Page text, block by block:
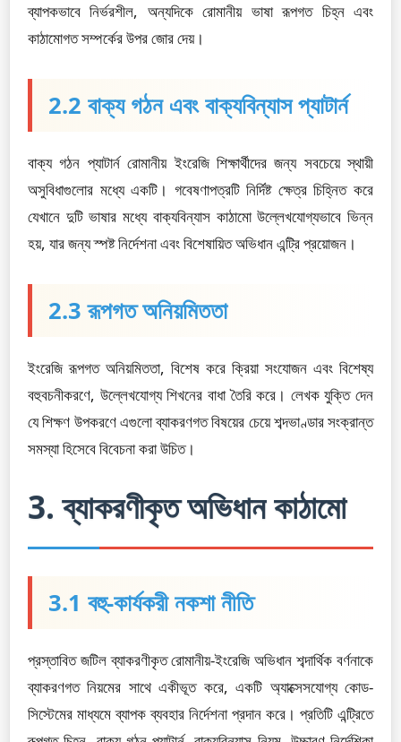
ব্যাপকভাবে নির্ভরশীল, অন্যদিকে রোমানীয় ভাষা রূপগত চিহ্ন এবং
কাঠামোগত সম্পর্কের উপর জোর দেয়।
2.2 বাক্য গঠন এবং বাক্যবিন্যাস প্যাটার্ন
বাক্য গঠন প্যাটার্ন রোমানীয় ইংরেজি শিক্ষার্থীদের জন্য সবচেয়ে স্থায়ী
অসুবিধাগুলোর মধ্যে একটি। গবেষণাপত্রটি নির্দিষ্ট ক্ষেত্র চিহ্নিত করে
যেখানে দুটি ভাষার মধ্যে বাক্যবিন্যাস কাঠামো উল্লেখযোগ্যভাবে ভিন্ন
হয়, যার জন্য স্পষ্ট নির্দেশনা এবং বিশেষায়িত অভিধান এন্ট্রি প্রয়োজন।
2.3 রূপগত অনিয়মিততা
ইংরেজি রূপগত অনিয়মিততা, বিশেষ করে ক্রিয়া সংযোজন এবং বিশেষ্য
বহুবচনীকরণে, উল্লেখযোগ্য শিখনের বাধা তৈরি করে। লেখক যুক্তি দেন
যে শিক্ষণ উপকরণে এগুলো ব্যাকরণগত বিষয়ের চেয়ে শব্দভাণ্ডার সংক্রান্ত
সমস্যা হিসেবে বিবেচনা করা উচিত।
3. ব্যাকরণীকৃত অভিধান কাঠামো
3.1 বহু-কার্যকরী নকশা নীতি
প্রস্তাবিত জটিল ব্যাকরণীকৃত রোমানীয়-ইংরেজি অভিধান শব্দার্থিক বর্ণনাকে
ব্যাকরণগত নিয়মের সাথে একীভূত করে, একটি অ্যাক্সেসযোগ্য কোড-
সিস্টেমের মাধ্যমে ব্যাপক ব্যবহার নির্দেশনা প্রদান করে। প্রতিটি এন্ট্রিতে